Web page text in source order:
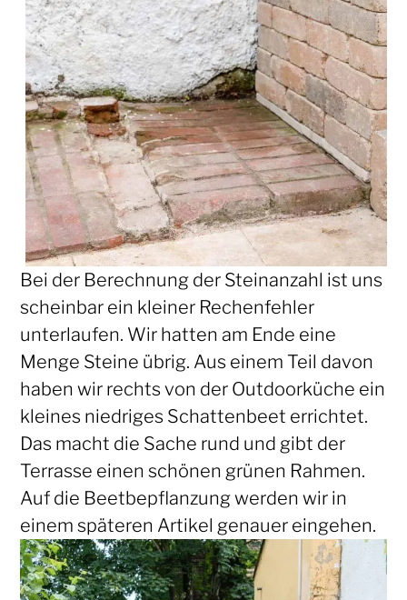
Bei der Berechnung der Steinanzahl ist uns
scheinbar ein kleiner Rechenfehler
unterlaufen. Wir hatten am Ende eine
Menge Steine übrig. Aus einem Teil davon
haben wir rechts von der Outdoorküche ein
kleines niedriges Schattenbeet errichtet.
Das macht die Sache rund und gibt der
Terrasse einen schönen grünen Rahmen.
Auf die Beetbepflanzung werden wir in
einem späteren Artikel genauer eingehen.